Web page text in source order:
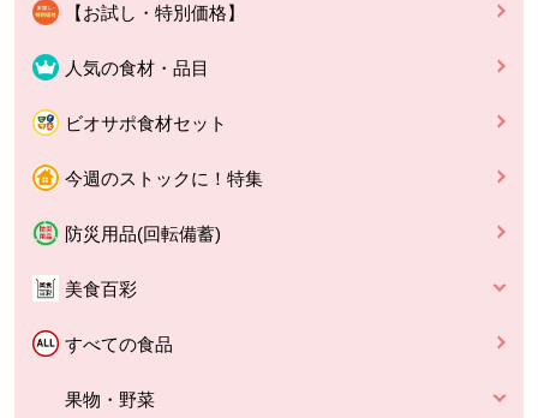
【お試し・特別価格】
人気の食材・品目
ビオサポ食材セット
今週のストックに！特集
防災用品(回転備蓄)
美食百彩
すべての食品
果物・野菜